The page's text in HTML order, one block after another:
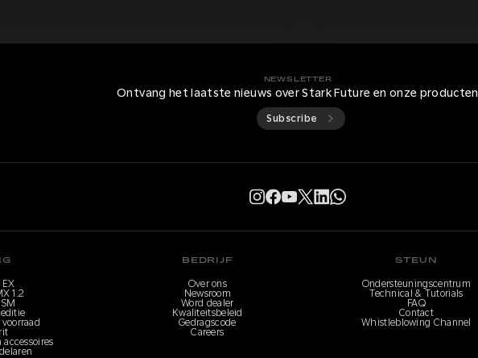
NEWSLETTER
Ontvang het laatste nieuws over Stark Future en onze producten
Subscribe
EX
1.2
BEDRIJF
Over ons
Newsroom
Word dealer
Kwaliteitsbeleid
Gedragscode
Careers
STEUN
Ondersteuningscentrum
Technical & Tutorials
FAQ
Contact
Whistleblowing Channel